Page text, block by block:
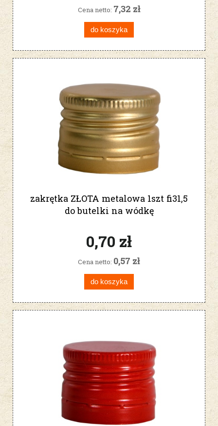
Cena netto: 7,32 zł
do koszyka
zakrętka ZŁOTA metalowa 1szt fi31,5
do butelki na wódkę
0,70 zł
Cena netto: 0,57 zł
do koszyka